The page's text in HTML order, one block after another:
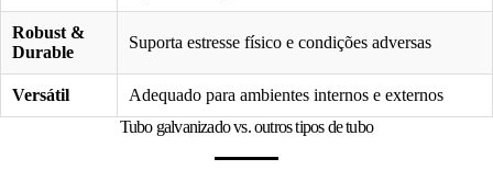
Robust &
Durable
Suporta estresse físico e condições adversas
Versátil
Adequado para ambientes internos e externos
Tubo galvanizado vs. outros tipos de tubo